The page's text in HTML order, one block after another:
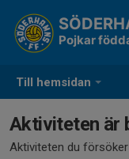
Till hemsidan
Pojkar
Aktiviteten är
Aktiviteten du